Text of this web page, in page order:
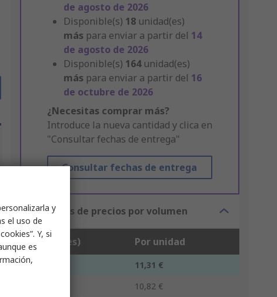
de agosto de 2026
Disponible(s) 18 unidad(es)
más para enviar a partir del 14
de agosto de 2026
Disponible(s) 164 unidad(es)
más para enviar a partir del 16
de octubre de 2026
¿Necesitas comprar más?
Introduce la nueva cantidad y clica en
"Consultar fechas de entrega"
Consultar fechas de entrega
Opciones de precios por volumen
Unidad(es) Por unidad
1 - 19
11,31 €
10,82 €
y
el uso de
Y, si
es